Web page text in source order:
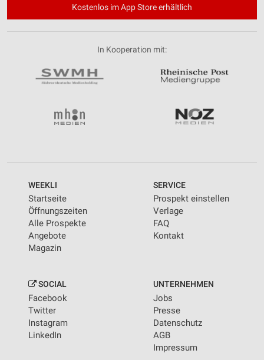
Kostenlos im App Store erhältlich
In Kooperation mit:
WEEKLI
Startseite
Öffnungszeiten
Alle Prospekte
Angebote
Magazin
SERVICE
Prospekt einstellen
Verlage
FAQ
Kontakt
SOCIAL
Facebook
Twitter
Instagram
LinkedIn
UNTERNEHMEN
Jobs
Presse
Datenschutz
AGB
Impressum